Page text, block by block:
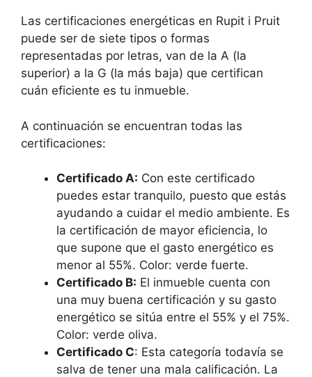
Las certificaciones energéticas en Rupit i Pruit
puede ser de siete tipos o formas
representadas por letras, van de la A (la
superior) a la G (la más baja) que certifican
cuán eficiente es tu inmueble.
A continuación se encuentran todas las
certificaciones:
Certificado A: Con este certificado
puedes estar tranquilo, puesto que estás
ayudando a cuidar el medio ambiente. Es
la certificación de mayor eficiencia, lo
que supone que el gasto energético es
menor al 55%. Color: verde fuerte.
Certificado B: El inmueble cuenta con
una muy buena certificación y su gasto
energético se sitúa entre el 55% y el 75%.
Color: verde oliva.
Certificado C: Esta categoría todavía se
salva de tener una mala calificación. La